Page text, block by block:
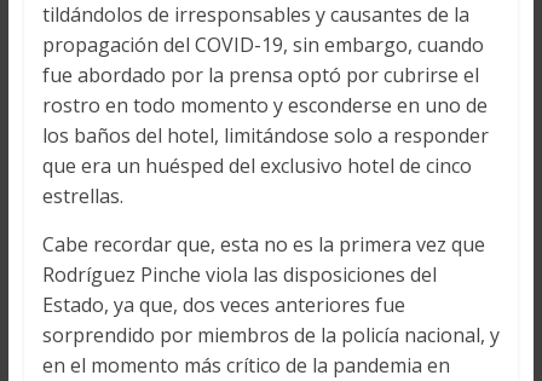
tildándolos de irresponsables y causantes de la
propagación del COVID-19, sin embargo, cuando
fue abordado por la prensa optó por cubrirse el
rostro en todo momento y esconderse en uno de
los baños del hotel, limitándose solo a responder
que era un huésped del exclusivo hotel de cinco
estrellas.
Cabe recordar que, esta no es la primera vez que
Rodríguez Pinche viola las disposiciones del
Estado, ya que, dos veces anteriores fue
sorprendido por miembros de la policía nacional, y
en el momento más crítico de la pandemia en